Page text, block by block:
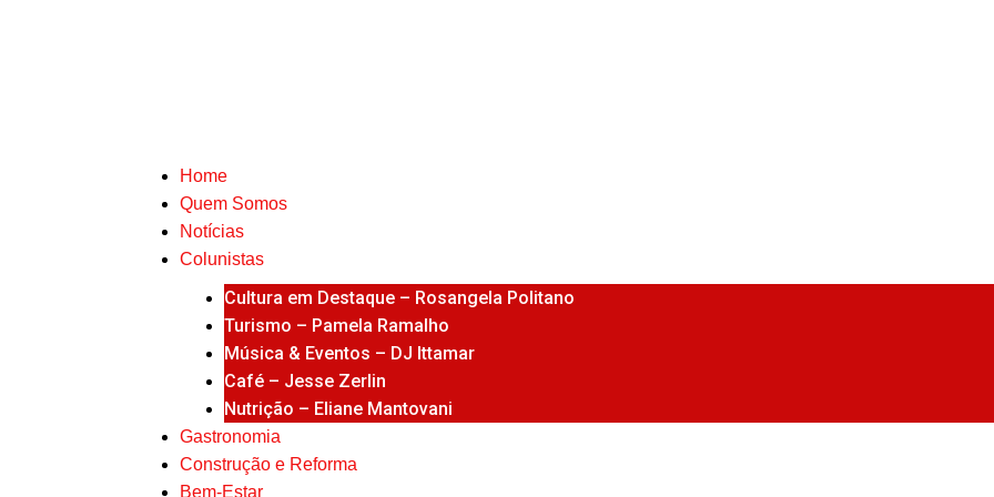
Home
Quem Somos
Notícias
Colunistas
Cultura em Destaque – Rosangela Politano
Turismo – Pamela Ramalho
Música & Eventos – DJ Ittamar
Café – Jesse Zerlin
Nutrição – Eliane Mantovani
Gastronomia
Construção e Reforma
Bem-Estar